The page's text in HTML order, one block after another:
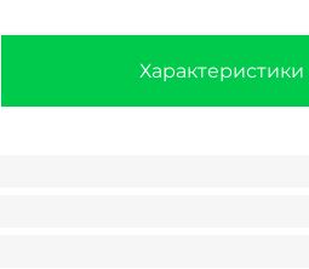
Характеристики